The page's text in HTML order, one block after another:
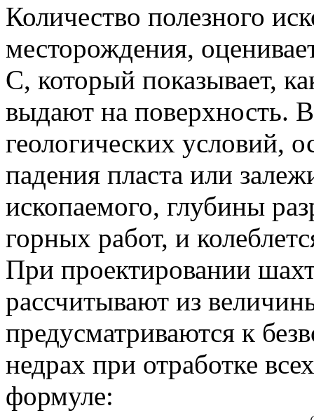
Количество полезного
месторождения,
С, который показывает,
выдают на поверхность.
геологических условий,
падения пласта или
ископаемого, глубины
горных работ, и
При проектировании
рассчитывают из
предусматриваются к
недрах при отработке
формуле: